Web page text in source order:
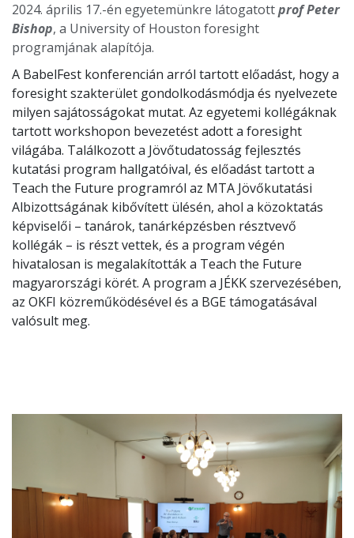
2024. április 17.-én egyetemünkre látogatottprof Peter
Bishop, a University of Houston foresight
programjának alapítója.
A BabelFest konferencián arról tartott előadást, hogy a
foresight szakterület gondolkodásmódja és nyelvezete
milyen sajátosságokat mutat. Az egyetemi kollégáknak
tartott workshopon bevezetést adott a foresight
világába. Találkozott a Jövőtudatosság fejlesztés
kutatási program hallgatóival, és előadást tartott a
Teach the Future programról az MTA Jövőkutatási
Albizottságának kibővített ülésén, ahol a közoktatás
képviselői – tanárok, tanárképzésben résztvevő
kollégák – is részt vettek, és a program végén
hivatalosan is megalakították a Teach the Future
magyarországi körét. A program a JÉKK szervezésében,
az OKFI közreműködésével és a BGE támogatásával
valósult meg.